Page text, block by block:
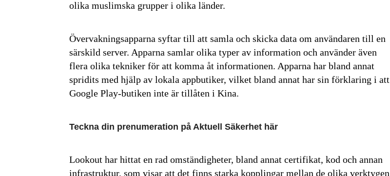
olika muslimska grupper i olika länder.
Övervakningsapparna syftar till att samla och skicka data om användaren till en
särskild server. Apparna samlar olika typer av information och använder även
flera olika tekniker för att komma åt informationen. Apparna har bland annat
spridits med hjälp av lokala appbutiker, vilket bland annat har sin förklaring i att
Google Play-butiken inte är tillåten i Kina.
Teckna din prenumeration på Aktuell Säkerhet här
Lookout har hittat en rad omständigheter, bland annat certifikat, kod och annan
infrastruktur, som visar att det finns starka kopplingar mellan de olika verktygen